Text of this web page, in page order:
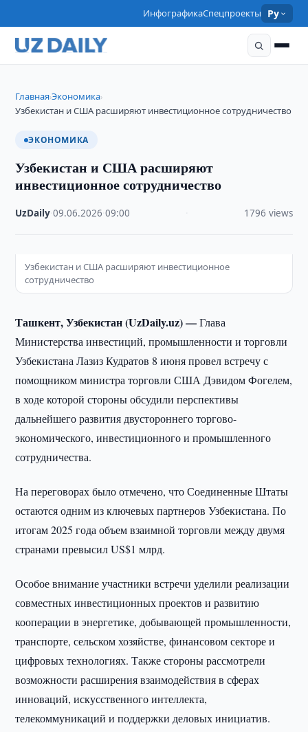
ИнфографикаСпецпроекты Ру
Главная›Экономика›
Узбекистан и США расширяют инвестиционное сотрудничество
ЭКОНОМИКА
Узбекистан и США расширяют
инвестиционное сотрудничество
UzDaily ·09.06.2026 ·09:00 1796 views
Узбекистан и США расширяют инвестиционное
сотрудничество
Ташкент, Узбекистан (UzDaily.uz) —Глава
Министерства инвестиций, промышленности и торговли
Узбекистана Лазиз Кудратов 8 июня провел встречу с
помощником министра торговли США Дэвидом Фогелем,
в ходе которой стороны обсудили перспективы
дальнейшего развития двустороннего торгово-
экономического, инвестиционного и промышленного
сотрудничества.
На переговорах было отмечено, что Соединенные Штаты
остаются одним из ключевых партнеров Узбекистана. По
итогам 2025 года объем взаимной торговли между двумя
странами превысил US$1 млрд.
Особое внимание участники встречи уделили реализации
совместных инвестиционных проектов и развитию
кооперации в энергетике, добывающей промышленности,
транспорте, сельском хозяйстве, финансовом секторе и
цифровых технологиях. Также стороны рассмотрели
возможности расширения взаимодействия в сферах
инноваций, искусственного интеллекта,
телекоммуникаций и поддержки деловых инициатив.